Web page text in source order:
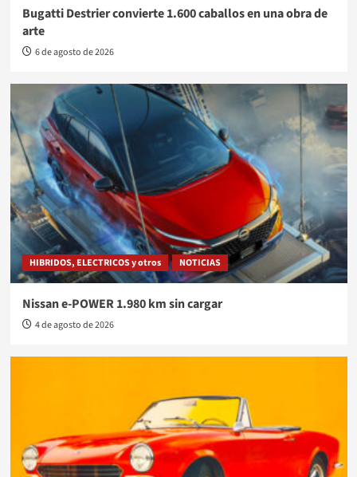
Bugatti Destrier convierte 1.600 caballos en una obra de
arte
6 de agosto de 2026
HIBRIDOS, ELECTRICOS y otros NOTICIAS
Nissan e-POWER 1.980 km sin cargar
4 de agosto de 2026